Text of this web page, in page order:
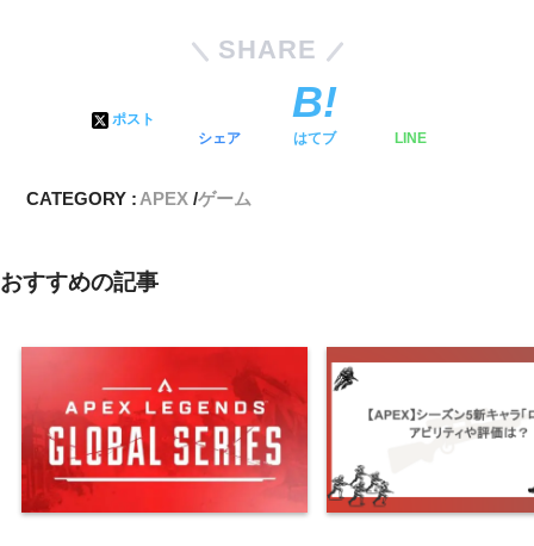
SHARE
ポスト
シェア
はてブ LINE
CATEGORY : APEX ゲーム
おすすめの記事